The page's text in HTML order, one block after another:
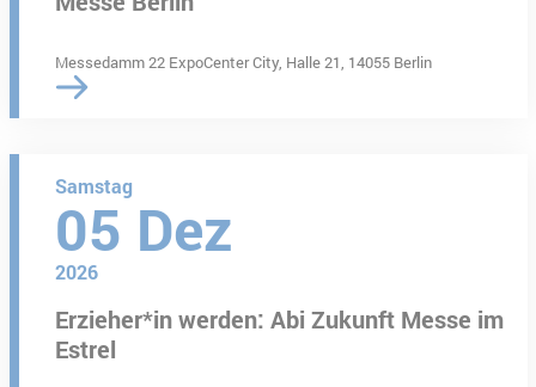
Messedamm 22 ExpoCenter City, Halle 21, 14055 Berlin
Samstag
05 Dez
2026
Erzieher*in werden: Abi Zukunft Messe im
Estrel